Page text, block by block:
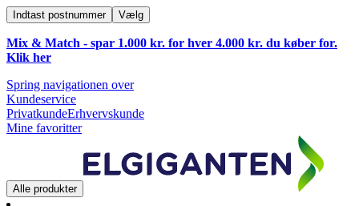
Indtast postnummer Vælg
Mix & Match - spar 1.000 kr. for hver 4.000 kr. du køber for.
Klik her
Spring navigationen over
Kundeservice
PrivatkundeErhvervskunde
Mine favoritter
Alle produkter